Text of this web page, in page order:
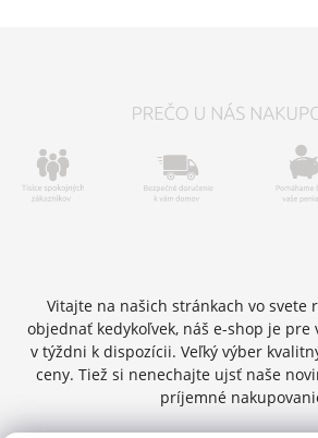
Vitajte na našich stránkach vo svete
objednať kedykoľvek, náš e-shop je pre
v týždni k dispozícii. Veľký výber
ceny. Tiež si nenechajte ujsť naše
príjemné